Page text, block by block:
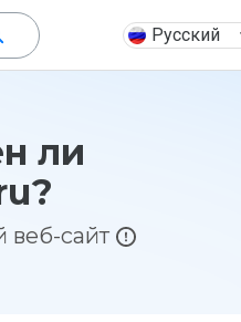
Русский
ли
веб-сайт